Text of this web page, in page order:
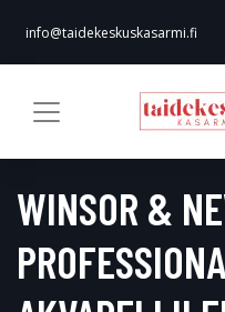
info@taidekeskuskasarmi.fi
WINSOR &